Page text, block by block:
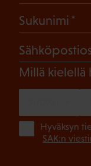
Sukunimi
Millä kielellä
Hyväksyn
SAK:n